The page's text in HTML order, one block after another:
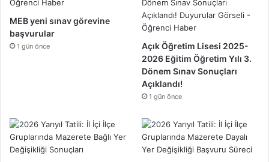
MEB yeni sınav görevine
başvurular
1 gün önce
Açık Öğretim Lisesi 2025-
2026 Eğitim Öğretim Yılı 3.
Dönem Sınav Sonuçları
Açıklandı!
1 gün önce